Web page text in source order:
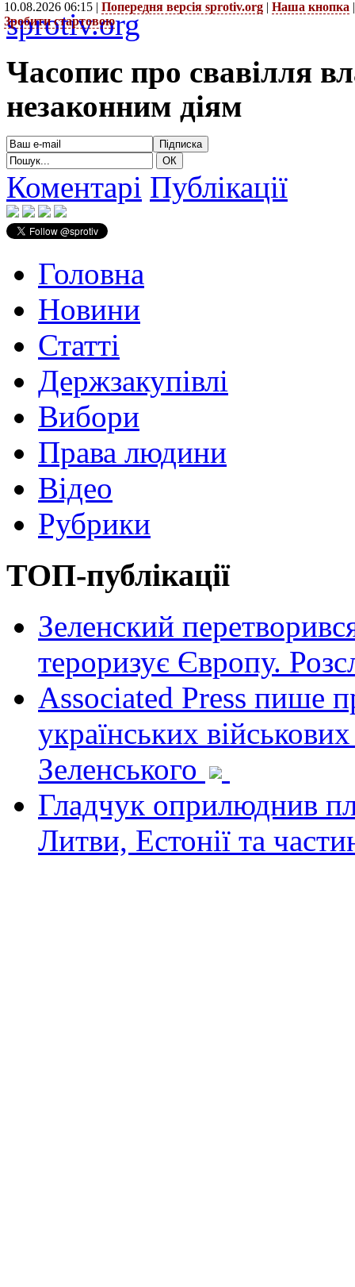
10.08.2026 06:15 | Попередня версія sprotiv.org | Наша кнопка
Зробити стартовою
sprotiv.org
Часопис про свавілля
незаконним діям
Коментарі Публікації
Головна
Новини
Статті
Держзакупівлі
Вибори
Права людини
Відео
Рубрики
ТОП-публікації
Зеленский
тероризує Європу.
Associated Press пише
українських
Зеленського
Гладчук оприлюднив
Литви, Естонії та